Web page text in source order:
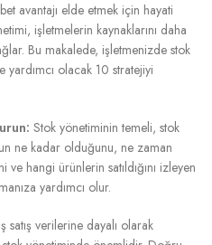
avantajı elde etmek için hayati
işletmelerin kaynaklarını daha
Bu makalede, işletmenizde stok
olacak 10 stratejiyi
Stok yönetiminin temeli, stok
ne kadar olduğunu, ne zaman
hangi ürünlerin satıldığını izleyen
yardımcı olur.
satış verilerine dayalı olarak